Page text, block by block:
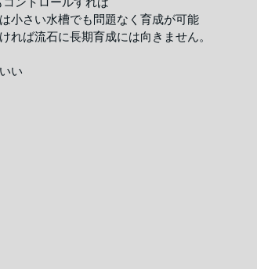
小さい水槽でも問題なく育成が可能
れば流石に長期育成には向きません。
い